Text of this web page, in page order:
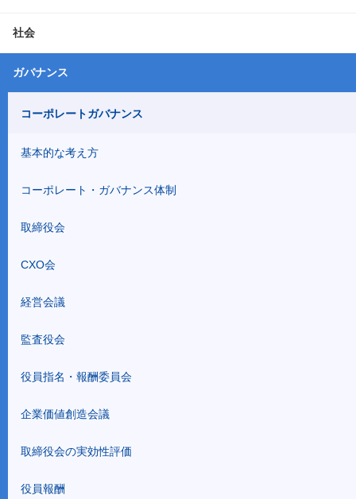
社会
ガバナンス
コーポレートガバナンス
基本的な考え方
コーポレート・ガバナンス体制
取締役会
CXO会
経営会議
監査役会
役員指名・報酬委員会
企業価値創造会議
取締役会の実効性評価
役員報酬